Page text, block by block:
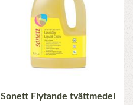
Sonett Flytande tvättmedel